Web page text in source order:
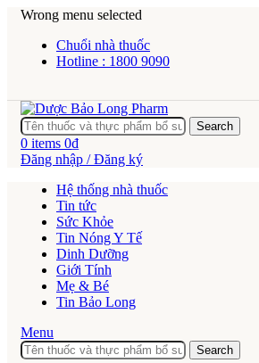
Wrong menu selected
Chuổi nhà thuốc
Hotline : 1800 9090
Search
0 items 0₫
Đăng nhập / Đăng ký
Hệ thống nhà thuốc
Tin tức
Sức Khỏe
Tin Nóng Y Tế
Dinh Dưỡng
Giới Tính
Mẹ & Bé
Tin Bảo Long
Menu
Search